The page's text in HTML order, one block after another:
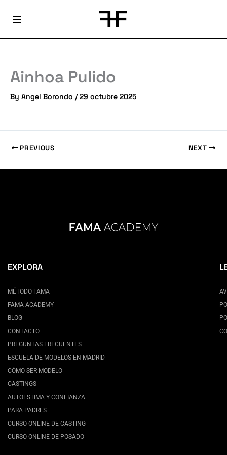
Ainhoa Pulido
By Angel Borondo /29 octubre 2025
PREVIOUS NEXT
EXPLORA
MÉTODO FAMA
FAMA ACADEMY
BLOG
CONTACTO
PREGUNTAS FRECUENTES
ESCUELA DE MODELOS EN MADRID
CÓMO SER MODELO
CASTINGS
AUTOESTIMA Y CONFIANZA
PARA PADRES
CURSO ONLINE DE CASTING
CURSO ONLINE DE POSADO